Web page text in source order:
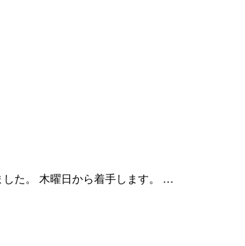
した。 木曜日から着手します。 …